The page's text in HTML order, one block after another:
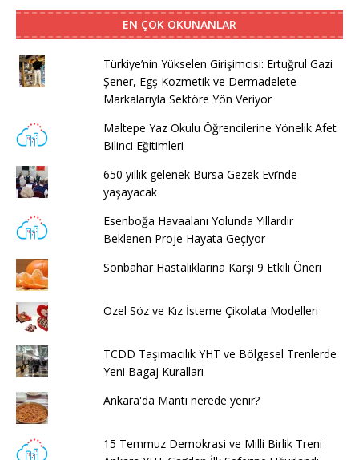
EN ÇOK OKUNANLAR
Türkiye’nin Yükselen Girişimcisi: Ertuğrul Gazi
Şener, Egş Kozmetik ve Dermadelete
Markalarıyla Sektöre Yön Veriyor
Maltepe Yaz Okulu Öğrencilerine Yönelik Afet
Bilinci Eğitimleri
650 yıllık gelenek Bursa Gezek Evi’nde
yaşayacak
Esenboğa Havaalanı Yolunda Yıllardır
Beklenen Proje Hayata Geçiyor
Sonbahar Hastalıklarına Karşı 9 Etkili Öneri
Özel Söz ve Kız İsteme Çikolata Modelleri
TCDD Taşımacılık YHT ve Bölgesel Trenlerde
Yeni Bagaj Kuralları
Ankara'da Mantı nerede yenir?
15 Temmuz Demokrasi ve Milli Birlik Treni